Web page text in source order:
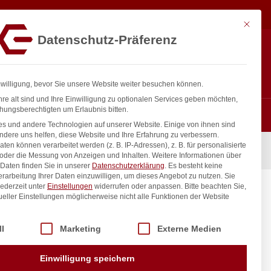
inkl. / exkl. MwSt.
€ exkl. MwSt. In den Warenkorb
Mit
Datenschutz-Präferenz
bevor Sie unsere Website weiter besuchen können.
alt sind und Ihre Einwilligung zu optionalen Services geben möchten,
um Erlaubnis bitten.
und andere Technologien auf unserer Website. Einige von ihnen sind
uns helfen, diese Website und Ihre Erfahrung zu verbessern.
können verarbeitet werden (z. B. IP-Adressen), z. B. für personalisierte
die Messung von Anzeigen und Inhalten. Weitere Informationen über
finden Sie in unserer Datenschutzerklärung. Es besteht keine
Ihrer Daten einzuwilligen, um dieses Angebot zu nutzen. Sie
unter Einstellungen widerrufen oder anpassen. Bitte beachten Sie,
Einstellungen möglicherweise nicht alle Funktionen der Website
Service-Gruppen, für die eine Einwilligung erteilt werden kann.
Marketing Externe Medien
Einwilligung speichern